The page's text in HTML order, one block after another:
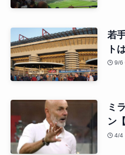
若
ト
9/6
ミ
ン
4/4